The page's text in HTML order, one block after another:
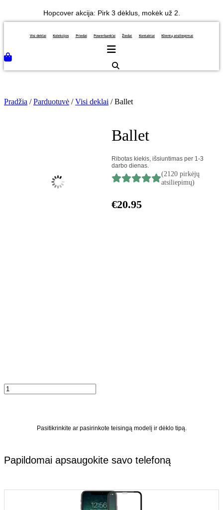
Nemokamas pristatymas užsakymams nuo 50eur.
Visi deklai Kolekcijos Priedai Powerbank’ai Žiedai Kontaktai Klientų atsiliepimai
Pradžia /Parduotuvė /Visi deklai / Ballet
Ballet
Ribotas kiekis, išsiuntimas per 1-3
darbo dienas.
(2120 pirkėjų
atsiliepimų)
€20.95
produkto
kiekis:
Pasitikrinkite ar pasirinkote teisingą modelį ir dėklo tipą.
Papildomai apsaugokite savo telefoną